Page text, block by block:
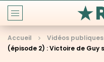
Accueil Vidéos publiques
(épisode 2) : Victoire de